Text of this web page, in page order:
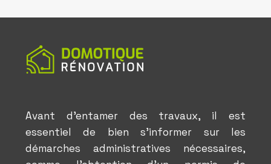
Avant d’entamer des travaux, il est
essentiel de bien s’informer sur les
démarches administratives nécessaires,